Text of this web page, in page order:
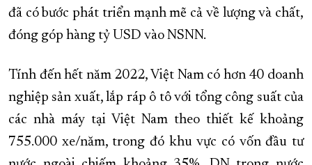
đã có bước phát triển mạnh mẽ cả về lượng và chất,
đóng góp hàng tỷ USD vào NSNN.
Tính đến hết năm 2022, Việt Nam có hơn 40 doanh
nghiệp sản xuất, lắp ráp ô tô với tổng công suất của
các nhà máy tại Việt Nam theo thiết kế khoảng
755.000 xe/năm, trong đó khu vực có vốn đầu tư